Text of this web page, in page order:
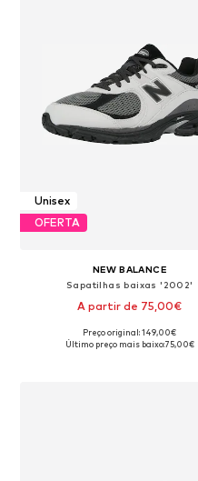
Unisex
OFERTA
NEW BALANCE
Sapatilhas baixas '2002'
A partir de 75,00€
+2
Disponível em vários tamanhos
Preço original: 149,00€
Último preço mais baixo:75,00€